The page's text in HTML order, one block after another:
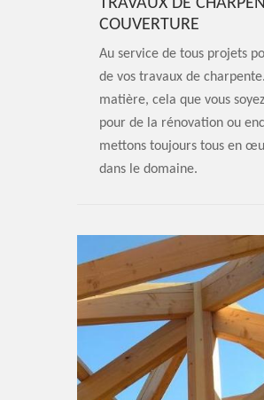
TRAVAUX DE
COUVERTURE
Au service de tous projets
de vos travaux de
matière, cela que vous
pour de la rénovation ou
mettons toujours tous en
dans le domaine.